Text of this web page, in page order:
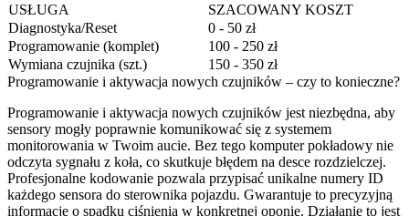
USŁUGA
SZACOWANY KOSZT
Diagnostyka/Reset
0 - 50 zł
Programowanie (komplet)
100 - 250 zł
Wymiana czujnika (szt.)
150 - 350 zł
Programowanie i aktywacja nowych czujników – czy to konieczne?
Programowanie i aktywacja nowych czujników jest niezbędna, aby
sensory mogły poprawnie komunikować się z systemem
monitorowania w Twoim aucie. Bez tego komputer pokładowy nie
odczyta sygnału z koła, co skutkuje błędem na desce rozdzielczej.
Profesjonalne kodowanie pozwala przypisać unikalne numery ID
każdego sensora do sterownika pojazdu. Gwarantuje to precyzyjną
informację o spadku ciśnienia w konkretnej oponie. Działanie to jest